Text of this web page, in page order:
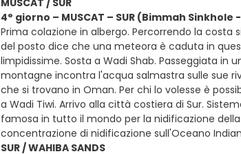
MUSCAT / SUR
4° giorno – MUSCAT – SUR (Bimmah
Prima colazione in albergo. Percorrendo la costa
del posto dice che una meteora è caduta in
limpidissime. Sosta a Wadi Shab. Passeggiata in
montagne incontra l'acqua salmastra sulle sue
che si trovano in Oman. Per chi lo volesse è
a Wadi Tiwi. Arrivo alla città costiera di Sur.
famosa in tutto il mondo per la nidificazione
concentrazione di nidificazione sull'Oceano
SUR / WAHIBA SANDS